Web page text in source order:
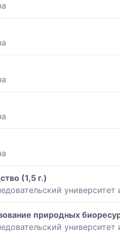
(1,5 г.)
природных